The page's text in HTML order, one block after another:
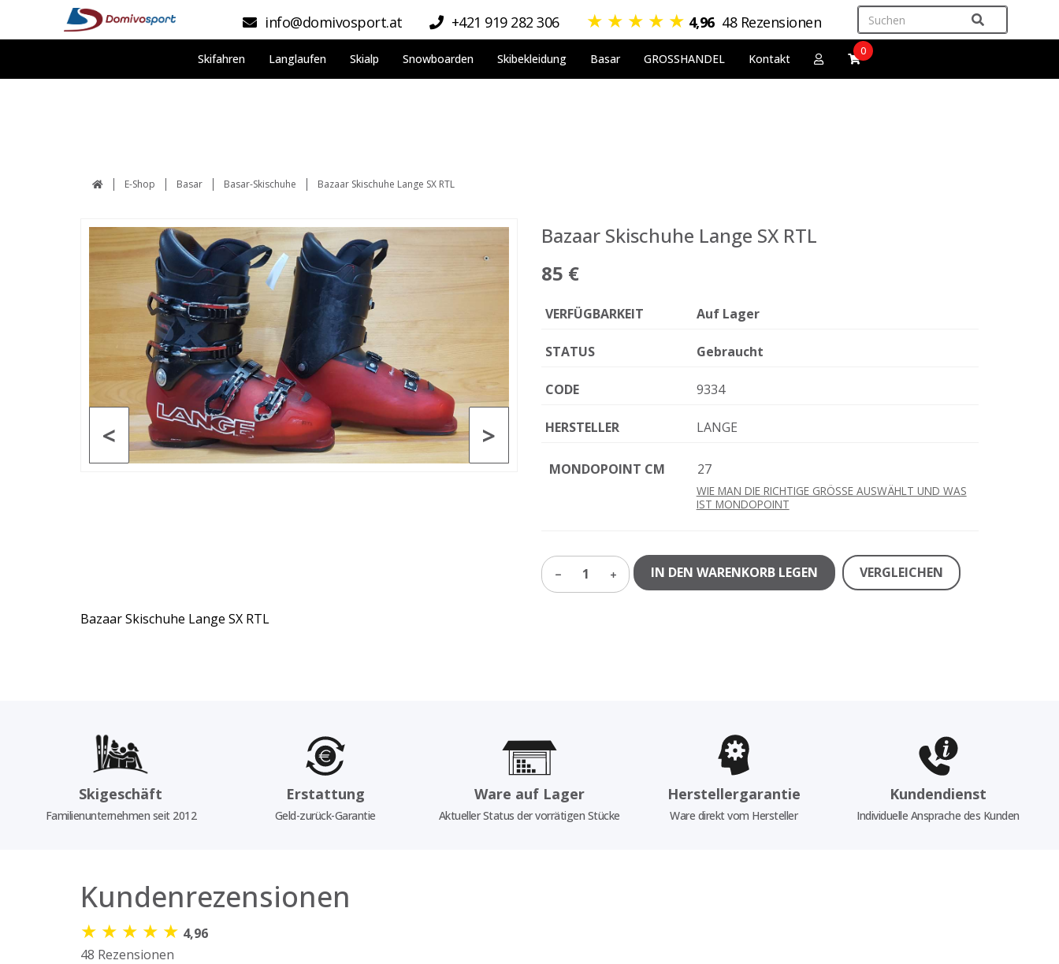
info@domivosport.at +421 919 282 306 ★ ★ ★ ★ ★ 4,96 48 Rezensionen
Skifahren Langlaufen Skialp Snowboarden Skibekleidung Basar GROSSHANDEL Kontakt
0
E-Shop Basar Basar-Skischuhe Bazaar Skischuhe Lange SX RTL
>
<
Bazaar Skischuhe Lange SX RTL
85 €
VERFÜGBARKEIT Auf Lager
STATUS Gebraucht
CODE 9334
HERSTELLER LANGE
MONDOPOINT CM 27
WIE MAN DIE RICHTIGE GRÖSSE AUSWÄHLT UND WAS
IST MONDOPOINT
1 IN DEN WARENKORB LEGEN VERGLEICHEN
Bazaar Skischuhe Lange SX RTL
Skigeschäft
Familienunternehmen seit 2012
Erstattung
Geld-zurück-Garantie
Ware auf Lager
Aktueller Status der vorrätigen Stücke
Herstellergarantie
Ware direkt vom Hersteller
Kundendienst
Individuelle Ansprache des Kunden
Kundenrezensionen
★ ★ ★ ★ ★ 4,96
48 Rezensionen